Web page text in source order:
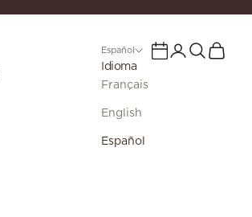
Español
Idioma
Français
English
Español
Calendario
Iniciar sesión
Buscar
Cesta